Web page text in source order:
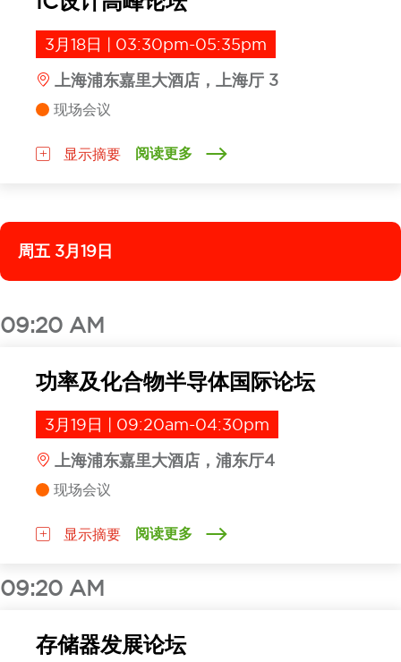
3月18日 | 03:30pm-05:35pm
上海浦东嘉里大酒店，上海厅 3
现场会议
显示摘要 阅读更多
周五 3月19日
09:20 AM
功率及化合物半导体国际论坛
3月19日 | 09:20am-04:30pm
上海浦东嘉里大酒店，浦东厅4
现场会议
显示摘要 阅读更多
09:20 AM
存储器发展论坛